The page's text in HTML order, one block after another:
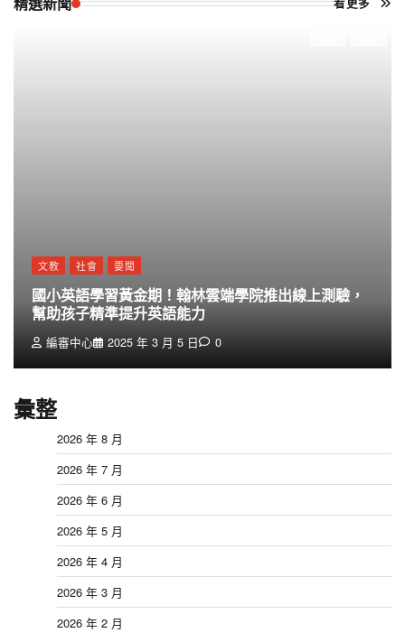
文教 社會 要聞
國小英語學習黃金期！翰林雲端學院推出線上測驗，
幫助孩子精準提升英語能力
編審中心 2025 年 3 月 5 日 0
彙整
2026 年 8 月
2026 年 7 月
2026 年 6 月
2026 年 5 月
2026 年 4 月
2026 年 3 月
2026 年 2 月